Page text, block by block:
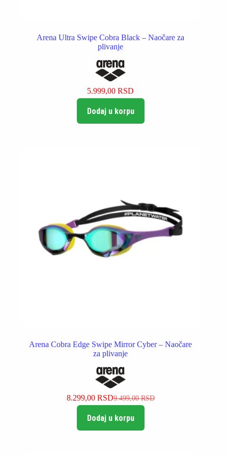
Arena Ultra Swipe Cobra Black – Naočare za
plivanje
5.999,00RSD
Dodaj u korpu
Arena Cobra Edge Swipe Mirror Cyber – Naočare
za plivanje
9.499,00RSD
Originalna
je
bila:
8.299,00 RSDTrenutna
je:
8.299,00 RSD.
Dodaj u korpu